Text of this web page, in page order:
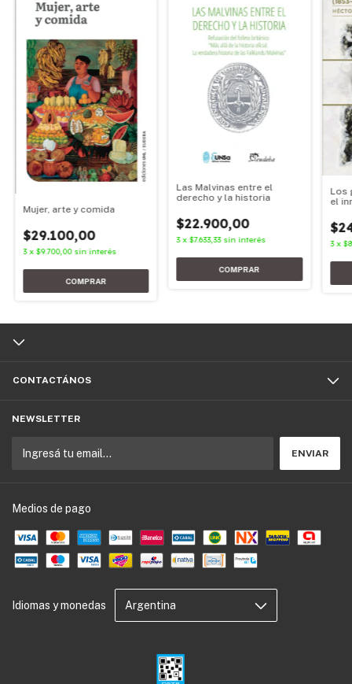
Mujer, arte y comida
$29.100,00
3 x $9.700,00 sin interés
Las Malvinas entre el
derecho y la historia
$22.900,00
3 x$7.633,33 sin interés
Los
el
3 x
CONTACTÁNOS
NEWSLETTER
Medios de pago
Idiomas y monedas